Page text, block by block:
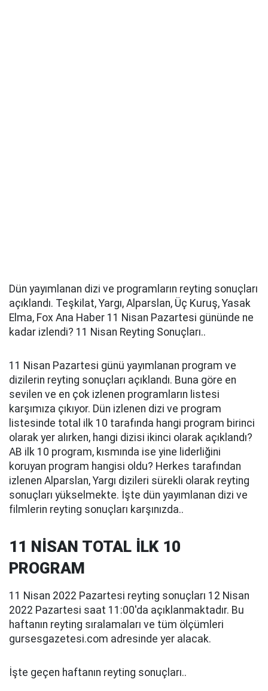
Dün yayımlanan dizi ve programların reyting sonuçları
açıklandı. Teşkilat, Yargı, Alparslan, Üç Kuruş, Yasak
Elma, Fox Ana Haber 11 Nisan Pazartesi gününde ne
kadar izlendi? 11 Nisan Reyting Sonuçları..
11 Nisan Pazartesi günü yayımlanan program ve
dizilerin reyting sonuçları açıklandı. Buna göre en
sevilen ve en çok izlenen programların listesi
karşımıza çıkıyor. Dün izlenen dizi ve program
listesinde total ilk 10 tarafında hangi program birinci
olarak yer alırken, hangi dizisi ikinci olarak açıklandı?
AB ilk 10 program, kısmında ise yine liderliğini
koruyan program hangisi oldu? Herkes tarafından
izlenen Alparslan, Yargı dizileri sürekli olarak reyting
sonuçları yükselmekte. İşte dün yayımlanan dizi ve
filmlerin reyting sonuçları karşınızda..
11 NİSAN TOTAL İLK 10
PROGRAM
11 Nisan 2022 Pazartesi reyting sonuçları 12 Nisan
2022 Pazartesi saat 11:00'da açıklanmaktadır. Bu
haftanın reyting sıralamaları ve tüm ölçümleri
gursesgazetesi.com adresinde yer alacak.
İşte geçen haftanın reyting sonuçları..